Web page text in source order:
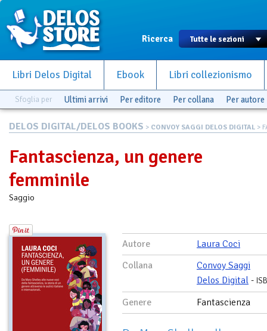
Ricerca
Libri Delos Digital Ebook Libri collezionismo
Sfoglia per Ultimi arrivi Per editore Per collana Per autore
DELOS DIGITAL/DELOS BOOKS > CONVOY SAGGI DELOS DIGITAL >
Fantascienza, un genere
femminile
Saggio
Autore
Laura Coci
Collana
Convoy Saggi
Delos Digital -
Genere Fantascienza